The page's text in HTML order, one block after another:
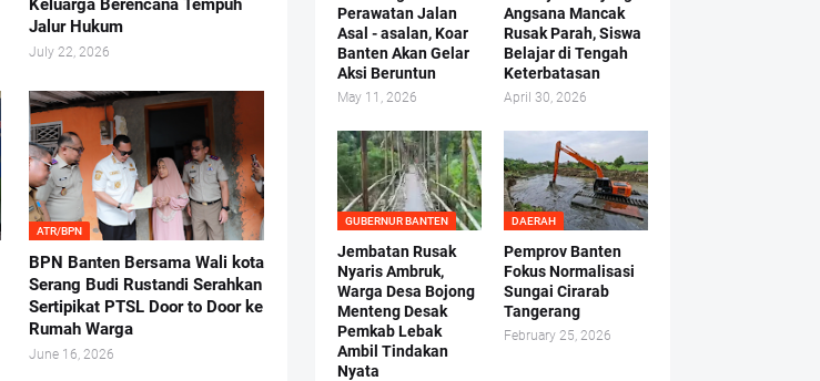
Keluarga Berencana Tempuh
Jalur Hukum
July 22, 2026
ATR/BPN
BPN Banten Bersama Wali kota
Serang Budi Rustandi Serahkan
Sertipikat PTSL Door to Door ke
Rumah Warga
June 16, 2026
Perawatan Jalan
Asal - asalan, Koar
Banten Akan Gelar
Aksi Beruntun
May 11, 2026
Angsana Mancak
Rusak Parah, Siswa
Belajar di Tengah
Keterbatasan
April 30, 2026
GUBERNUR BANTEN
Jembatan Rusak
Nyaris Ambruk,
Warga Desa Bojong
Menteng Desak
Pemkab Lebak
Ambil Tindakan
Nyata
DAERAH
Pemprov Banten
Fokus Normalisasi
Sungai Cirarab
Tangerang
February 25, 2026